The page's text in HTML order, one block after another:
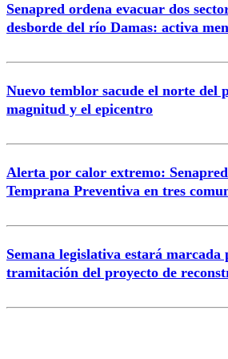
Correo
Senapred ordena evacuar dos
desborde del río Damas: activa
Nuevo temblor sacude el norte del
magnitud y el epicentro
Alerta por calor extremo:
Temprana Preventiva en tres
Semana legislativa estará
tramitación del proyecto de